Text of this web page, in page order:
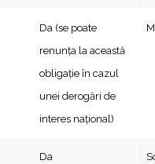
Da (se poate
renunța la această
obligație în cazul
unei derogări de
interes național)
Da